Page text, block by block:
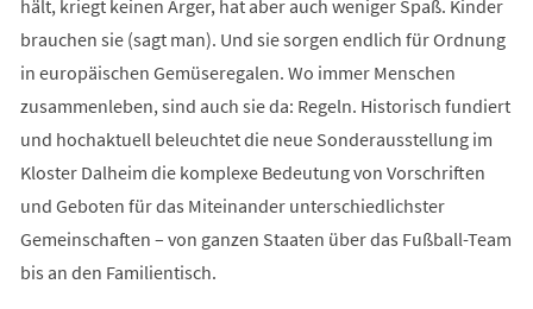
hält, kriegt keinen Ärger, hat aber auch weniger Spaß. Kinder
brauchen sie (sagt man). Und sie sorgen endlich für Ordnung
in europäischen Gemüseregalen. Wo immer Menschen
zusammenleben, sind auch sie da: Regeln. Historisch fundiert
und hochaktuell beleuchtet die neue Sonderausstellung im
Kloster Dalheim die komplexe Bedeutung von Vorschriften
und Geboten für das Miteinander unterschiedlichster
Gemeinschaften – von ganzen Staaten über das Fußball-Team
bis an den Familientisch.